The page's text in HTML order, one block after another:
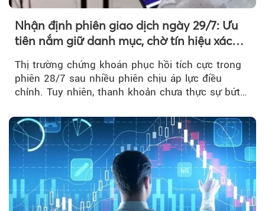
Nhận định phiên giao dịch ngày 29/7: Ưu
tiên nắm giữ danh mục, chờ tín hiệu xác
Thị trường chứng khoán phục hồi tích cực trong
phiên 28/7 sau nhiều phiên chịu áp lực điều
chỉnh. Tuy nhiên, thanh khoản chưa thực sự bứt